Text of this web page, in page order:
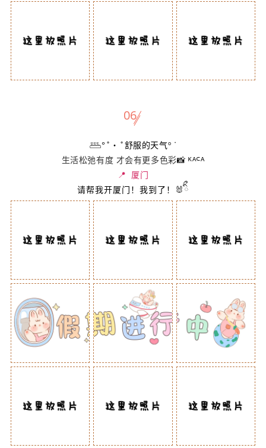
06
𓅹°˚‧˚舒服的天气º ᐝ
生活松弛有度 才会有更多色彩📸 ᴷᴬᒼᴬ
📍 厦门
请帮我开厦门！我到了！ 🐰ིྀ